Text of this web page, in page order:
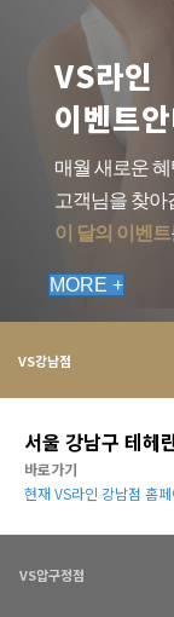
VS라인
이벤트
매월 새로운
고객님을 찾아
이 달의 이벤트
MORE +
VS강남점
서울 강남구 테헤
바로가기
현재 VS라인 강남점 홈
VS압구정점